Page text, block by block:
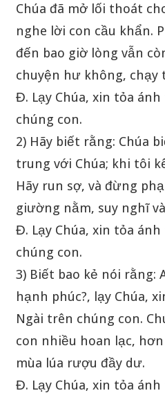
Chúa đã mở lối thoát
nghe lời con cầu khẩn.
đến bao giờ lòng vẫn
chuyện hư không, chạy
Đ. Lạy Chúa, xin tỏa
chúng con.
2) Hãy biết rằng: Chúa
trung với Chúa; khi tôi
Hãy run sợ, và đừng
giường nằm, suy nghĩ
Đ. Lạy Chúa, xin tỏa
chúng con.
3) Biết bao kẻ nói rằng:
hạnh phúc?, lạy Chúa,
Ngài trên chúng con.
con nhiều hoan lạc,
mùa lúa rượu đầy dư.
Đ. Lạy Chúa, xin tỏa